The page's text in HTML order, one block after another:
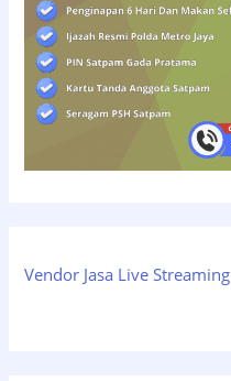
Vendor Jasa Live Streaming